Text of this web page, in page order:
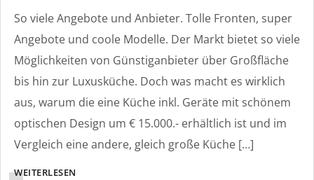
So viele Angebote und Anbieter. Tolle Fronten, super
Angebote und coole Modelle. Der Markt bietet so viele
Möglichkeiten von Günstiganbieter über Großfläche
bis hin zur Luxusküche. Doch was macht es wirklich
aus, warum die eine Küche inkl. Geräte mit schönem
optischen Design um € 15.000.- erhältlich ist und im
Vergleich eine andere, gleich große Küche […]
WEITERLESEN